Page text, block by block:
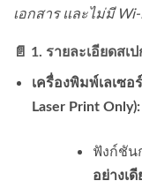
เอกสาร และไม่มี
📄 1. รายละเอียดส
เครื่องพิมพ์เลเซอ
Laser Print Only):
ฟังก์ชัน
อย่างเดี